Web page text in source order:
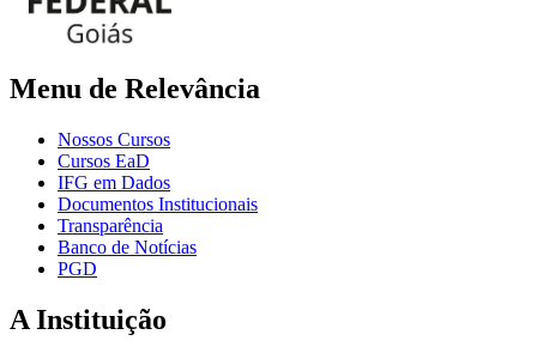
Menu de Relevância
Nossos Cursos
Cursos EaD
IFG em Dados
Documentos Institucionais
Transparência
Banco de Notícias
PGD
A Instituição